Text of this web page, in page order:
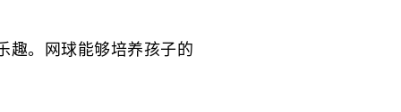
趣。网球能够培养孩子的